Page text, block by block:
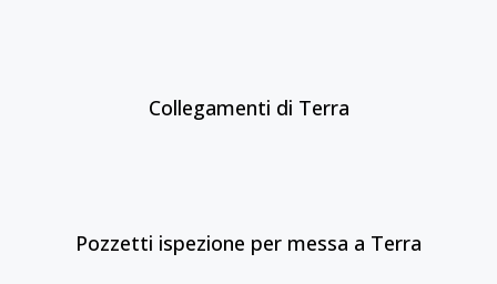
Collegamenti di Terra
Pozzetti ispezione per messa a Terra